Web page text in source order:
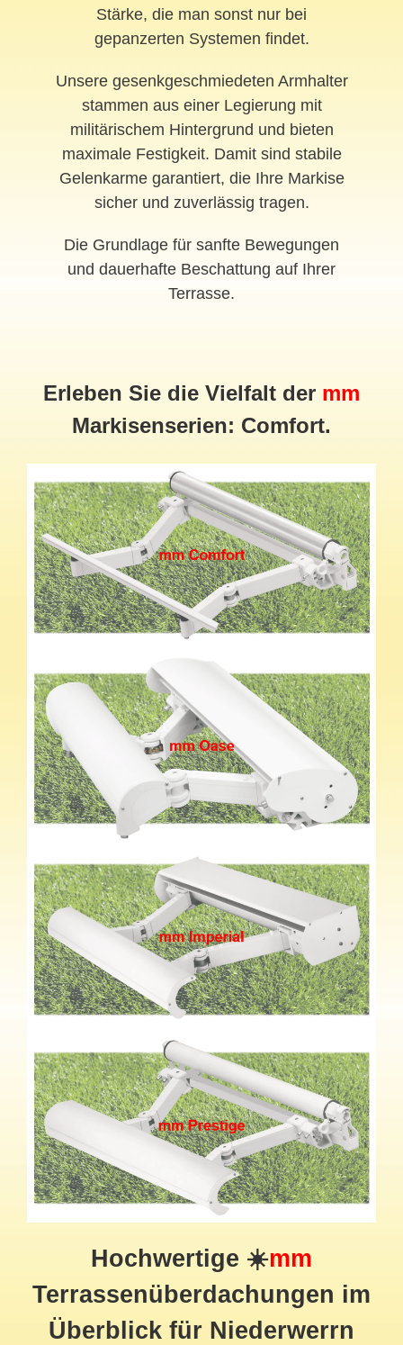
Stärke, die man sonst nur bei
gepanzerten Systemen findet.
Unsere gesenkgeschmiedeten Armhalter
stammen aus einer Legierung mit
militärischem Hintergrund und bieten
maximale Festigkeit. Damit sind stabile
Gelenkarme garantiert, die Ihre Markise
sicher und zuverlässig tragen.
Die Grundlage für sanfte Bewegungen
und dauerhafte Beschattung auf Ihrer
Terrasse.
Erleben Sie die Vielfalt der mm
Markisenserien: Comfort.
Hochwertige ☀️mm
Terrassenüberdachungen im
Überblick für Niederwerrn